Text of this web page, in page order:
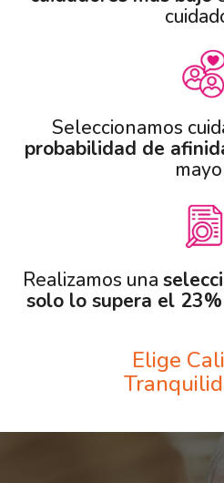
Seleccionamos
probabilidad de
Realizamos una
solo lo supera el 23%
Elige